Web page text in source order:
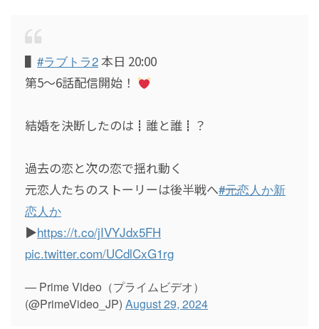
▌ #ラブトラ2本日 20:00
第5～6話配信開始！
結婚を決断したのは┋誰と誰┋？
過去の恋と次の恋で揺れ動く
元恋人たちのストーリーは後半戦へ――#元恋人か新
恋人か
▶︎https://t.co/jIVYJdx5FH
pic.twitter.com/UCdlCxG1rg
— Prime Video（プライムビデオ）
(@PrimeVideo_JP) August 29, 2024